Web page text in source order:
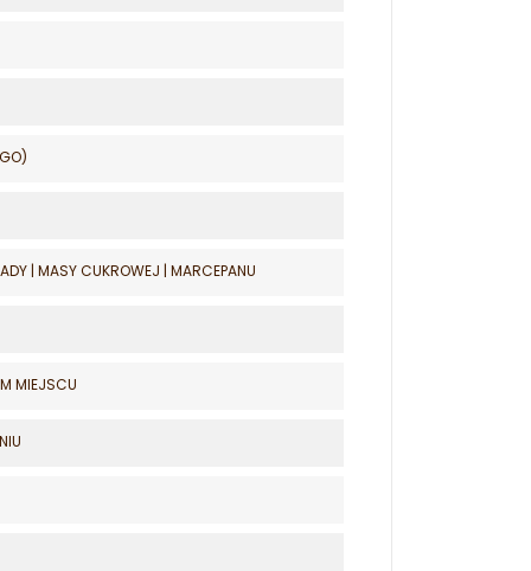
| MASY CUKROWEJ | MARCEPANU
MIEJSCU